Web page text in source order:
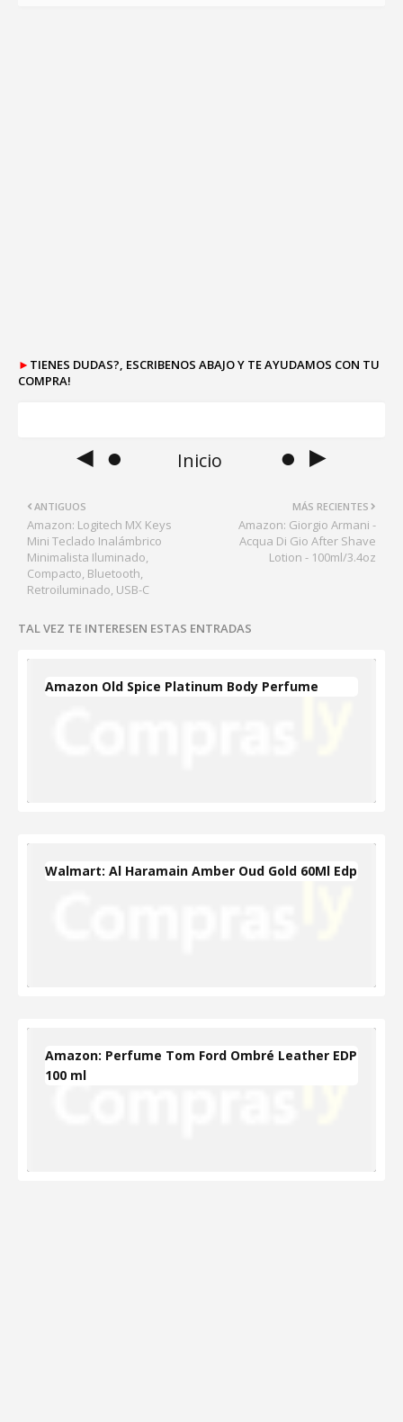
► TIENES DUDAS?, ESCRIBENOS ABAJO Y TE AYUDAMOS CON TU
COMPRA!
◄ ● Inicio ● ►
MÁS RECIENTES
Amazon: Giorgio Armani -
Acqua Di Gio After Shave
Lotion - 100ml/3.4oz
ANTIGUOS
Amazon: Logitech MX Keys
Mini Teclado Inalámbrico
Minimalista Iluminado,
Compacto, Bluetooth,
Retroiluminado, USB-C
TAL VEZ TE INTERESEN ESTAS ENTRADAS
Amazon Old Spice Platinum Body Perfume
Walmart: Al Haramain Amber Oud Gold 60Ml Edp
Amazon: Perfume Tom Ford Ombré Leather EDP
100 ml